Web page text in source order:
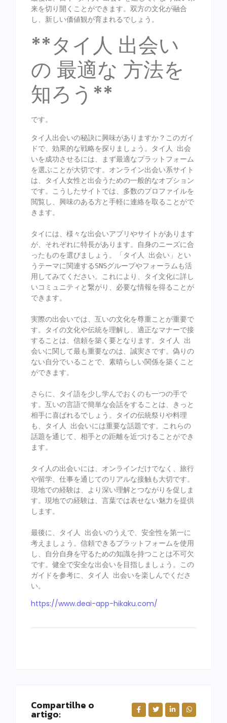
来を切り開くことができます。双方の文化が融合
し、新しい価値観が育まれるでしょう。
**タイ人 出会い
の 最適な 方法を
知ろう**
です。
タイ人出会いの秘訣に興味がありますか？このガイ
ドで、効果的な戦略を探りましょう。タイ人 出会
いを成功させるには、まず最適なプラットフォーム
を選ぶことが大切です。オンライン出会い系サイト
は、タイ人女性と出会うための一般的なオプション
です。こうしたサイトでは、多数のプロファイルを
閲覧し、興味のある方と手軽に連絡を取ることがで
きます。
タイには、様々な出会いアプリやサイトがあります
が、それぞれに特長があります。自身のニーズに合
ったものを選びましょう。「タイ人 出会い」とい
うテーマに関連するSNSグループやフォーラムも活
用してみてください。これにより、タイ文化に詳し
いコミュニティと繋がり、必要な情報を得ることが
できます。
実際の出会いでは、互いの文化を尊重ことが重要で
す。タイの文化や伝統を理解し、適正なマナーで接
することは、信頼を築く要となります。タイ人 出
会いに関して最も重要なのは、誠実さです。偽りの
ない自分でいることで、素晴らしい関係を築くこと
ができます。
さらに、タイ語を少し学んでおくのも一つの手で
す。互いの言語で簡単な会話をすることは、きっと
相手に喜ばれるでしょう。タイの伝統祭りや料理
も、タイ人 出会いには重要な話題です。これらの
話題を通じて、相手との距離を近づけることができ
ます。
タイ人の出会いには、オンラインだけでなく、旅行
や留学、仕事を通じてのリアルな接触も大切です。
現地での経験は、より深い理解とつながりを促しま
す。現地での経験は、言葉では表せない魅力を提供
します。
最後に、タイ人 出会いのうえで、安全性を第一に
考えましょう。信頼できるプラットフォームを使用
し、自分自身を守るための知識を持つことは不可欠
です。健全で安全な出会いを目指しましょう。この
ガイドを参考に、タイ人 出会いを楽しんでくださ
い。
https://www.deai-app-hikaku.com/
Compartilhe o
artigo: